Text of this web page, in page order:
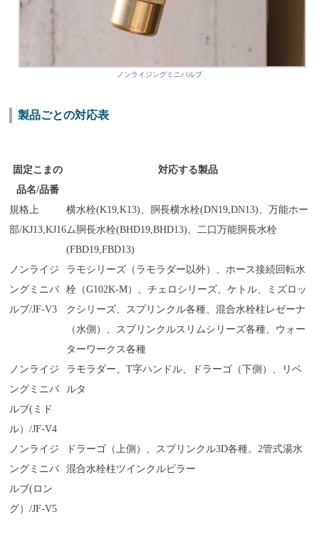
ノンライジングミニバルブ
製品ごとの対応表
固定こまの
品名/品番
対応する製品
規格上
部/KJ13,KJ16
横水栓(K19,K13)、胴長横水栓(DN19,DN13)、万能ホー
ム胴長水栓(BHD19,BHD13)、二口万能胴長水栓
(FBD19,FBD13)
ノンライジ
ングミニバ
ルブ/JF-V3
ラモシリーズ（ラモラダー以外）、ホース接続回転水
栓（G102K-M）、チェロシリーズ、ケトル、ミズロッ
クシリーズ、スプリンクル各種、混合水栓柱レゼーナ
（水側）、スプリンクルスリムシリーズ各種、ウォー
ターワークス各種
ノンライジ
ングミニバ
ルブ(ミド
ル）/JF-V4
ラモラダー、T字ハンドル、ドラーゴ（下側）、リベ
ルタ
ノンライジ
ングミニバ
ルブ(ロン
グ）/JF-V5
ドラーゴ（上側）、スプリンクル3D各種。2管式湯水
混合水栓柱ツインクルピラー